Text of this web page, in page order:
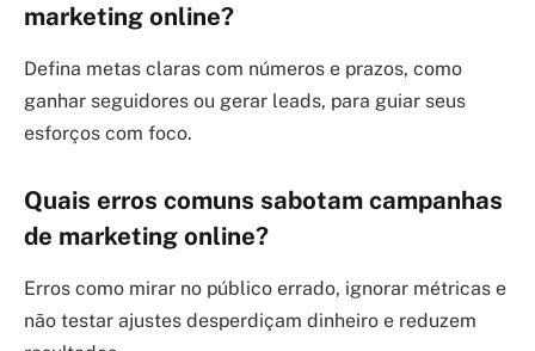
marketing online?
Defina metas claras com números e prazos, como
ganhar seguidores ou gerar leads, para guiar seus
esforços com foco.
Quais erros comuns sabotam campanhas
de marketing online?
Erros como mirar no público errado, ignorar métricas e
não testar ajustes desperdiçam dinheiro e reduzem